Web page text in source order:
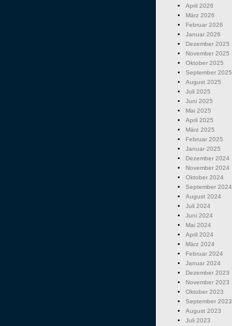
April 2026
März 2026
Februar 2026
Januar 2026
Dezember 2025
November 2025
Oktober 2025
September 2025
August 2025
Juli 2025
Juni 2025
Mai 2025
April 2025
März 2025
Februar 2025
Januar 2025
Dezember 2024
November 2024
Oktober 2024
September 2024
August 2024
Juli 2024
Juni 2024
Mai 2024
April 2024
März 2024
Februar 2024
Januar 2024
Dezember 2023
November 2023
Oktober 2023
September 2023
August 2023
Juli 2023